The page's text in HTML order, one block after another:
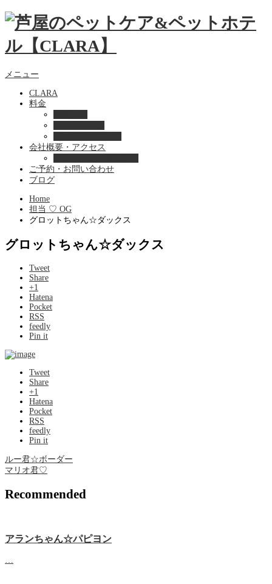
メニュー
CLARA
料金
会社概要・アクセス
ご予約・お問い合わせ
ブログ
Home
担当 ♡ OG
グロットちゃん☆ダックス
グロットちゃん☆ダックス
Tweet
Share
+1
Hatena
Pocket
RSS
feedly
Pin it
Tweet
Share
+1
Hatena
Pocket
RSS
feedly
Pin it
ルー君☆ボーダー
マリオ君♡
Recommended
アランちゃん☆パピヨン